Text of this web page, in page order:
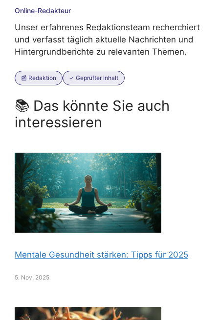
Online-Redakteur
Unser erfahrenes Redaktionsteam recherchiert
und verfasst täglich aktuelle Nachrichten und
Hintergrundberichte zu relevanten Themen.
📰 Redaktion ✓ Geprüfter Inhalt
📚 Das könnte Sie auch
interessieren
Mentale Gesundheit stärken: Tipps für 2025
5. Nov. 2025